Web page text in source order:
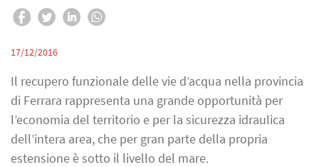
17/12/2016
Il recupero funzionale delle vie d’acqua nella provincia
di Ferrara rappresenta una grande opportunità per
l’economia del territorio e per la sicurezza idraulica
dell’intera area, che per gran parte della propria
estensione è sotto il livello del mare.